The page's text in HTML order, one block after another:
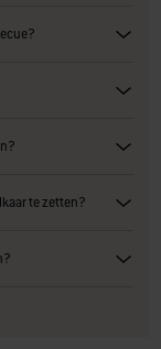
te zetten?